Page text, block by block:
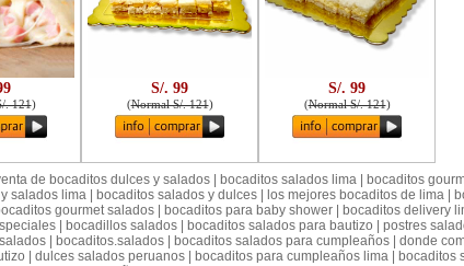
. 121)
S/. 99
(Normal S/. 121)
S/. 99
(Normal S/. 121)
de bocaditos dulces y salados | bocaditos salados lima | bocaditos
salados lima | bocaditos salados y dulces | los mejores bocaditos de lima |
gourmet salados | bocaditos para baby shower | bocaditos delivery
| bocadillos salados | bocaditos salados para bautizo | postres
| bocaditos.salados | bocaditos salados para cumpleaños | donde
| dulces salados peruanos | bocaditos para cumpleaños lima | bocaditos